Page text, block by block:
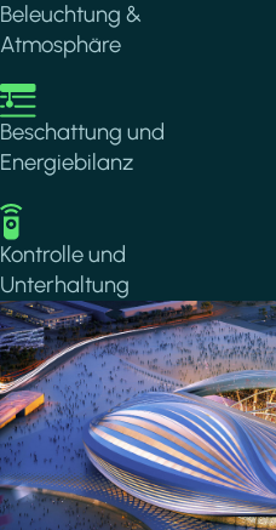
Beleuchtung &
Atmosphäre
Image
Beschattung und
Energiebilanz
Image
Kontrolle und
Unterhaltung